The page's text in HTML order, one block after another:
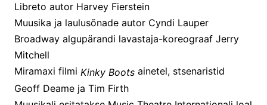
Libreto autor Harvey Fierstein
Muusika ja laulusõnade autor Cyndi Lauper
Broadway algupärandi lavastaja-koreograaf Jerry
Mitchell
Miramaxi filmi Kinky Boots ainetel, stsenaristid
Geoff Deame ja Tim Firth